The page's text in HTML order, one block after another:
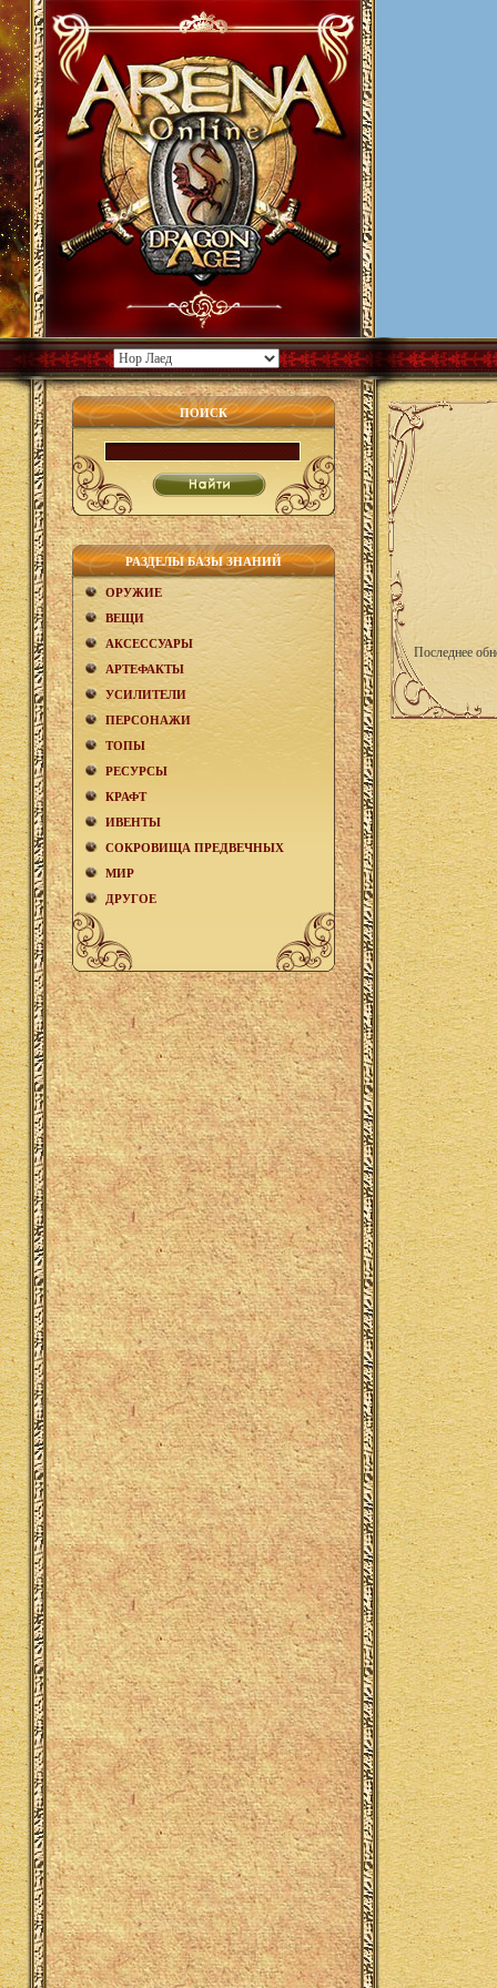
ПОИСК
РАЗДЕЛЫ БАЗЫ ЗНАНИЙ
ОРУЖИЕ
ВЕЩИ
АКCЕСCУАРЫ
АРТЕФАКТЫ
УСИЛИТЕЛИ
ПЕРСОНАЖИ
ТОПЫ
РЕСУРСЫ
КРАФТ
ИВЕНТЫ
СОКРОВИЩА ПРЕДВЕЧНЫХ
МИР
ДРУГОЕ
Последнее